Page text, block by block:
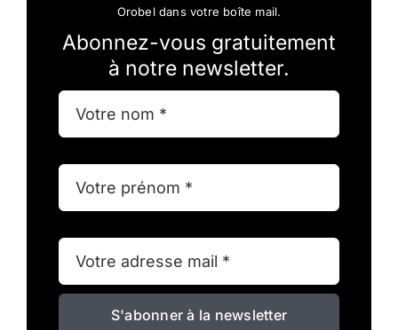
Orobel dans votre boîte mail.
Abonnez-vous gratuitement
à notre newsletter.
S'abonner à la newsletter